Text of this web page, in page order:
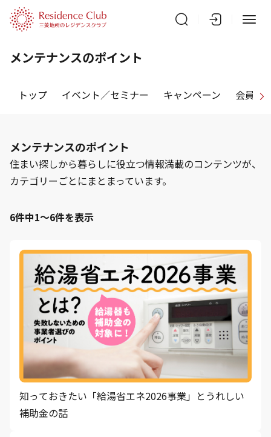
メンテナンスのポイント
トップ イベント／セミナー キャンペーン 会員特
メンテナンスのポイント
住まい探しから暮らしに役立つ情報満載のコンテンツが、
カテゴリーごとにまとまっています。
6件中1～6件を表示
知っておきたい「給湯省エネ2026事業」とうれしい
補助金の話